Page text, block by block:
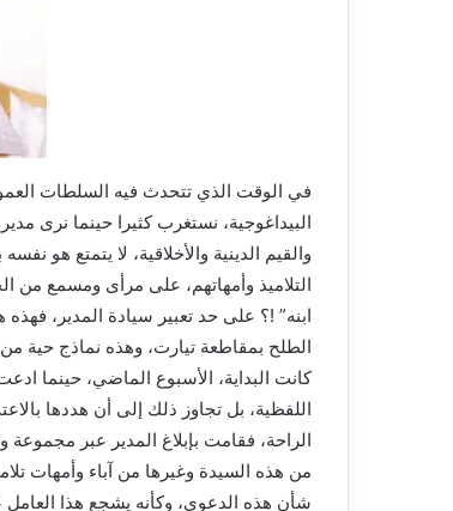
في الوقت الذي تتحدث فيه السلطات
البيداغوجية، نستغرب كثيرا حينما نرى
والقيم الدينية والأخلاقية، لا يتمتع هو
التلاميذ وأمهاتهم، على مرأى ومسمع من
ابنه” !؟ على حد تعبير سيادة المدير،
الطلح بمقاطعة تيارت، وهذه نماذج حية من
كانت البداية، الأسبوع الماضي، حينما
اللفظية، بل تجاوز ذلك إلى أن هددها
الراحة، فقامت بإبلاغ المدير عبر
من هذه السيدة وغيرها من آباء وأمهات
شأن هذه الدعوى، وكأنه يشجع هذا